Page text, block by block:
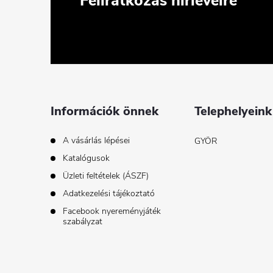
Információk önnek
A vásárlás lépései
Katalógusok
Üzleti feltételek (ÁSZF)
Adatkezelési tájékoztató
Facebook nyereményjáték
szabályzat
Telephelyeink
GYÖR